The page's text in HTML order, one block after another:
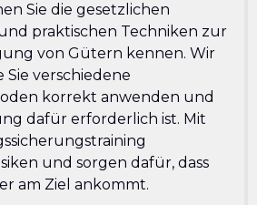
Sie die gesetzlichen
praktischen Techniken zur
von Gütern kennen. Wir
Sie verschiedene
korrekt anwenden und
dafür erforderlich ist. Mit
und sorgen dafür, dass
am Ziel ankommt.